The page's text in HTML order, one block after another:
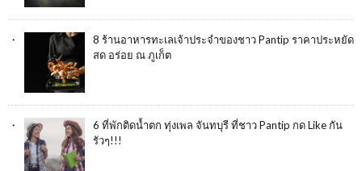
8 ร้านอาหารทะเลเจ้าประจำของชาว Pantip ราคาประหยัด
สด อร่อย ณ ภูเก็ต
6 ที่พักติดน้ำตก ทุ่งเพล จันทบุรี ที่ชาว Pantip กด Like กัน
รัวๆ!!!